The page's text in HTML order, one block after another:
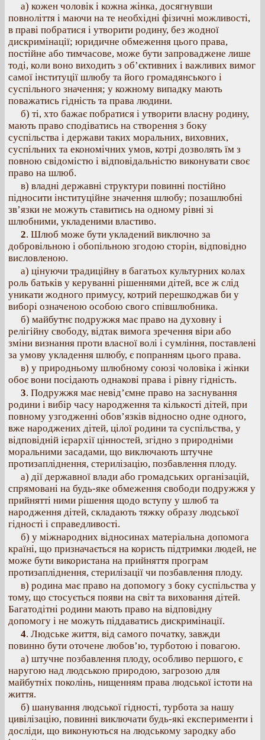
а) кожен чоловік і кожна жінка, досягнувши
повноліття і маючи на те необхідні фізичні можливості,
в праві побратися і утворити родину, без жодної
дискримінації; юридичне обмеження цього права,
постійне або тимчасове, може бути запроваджене лише
тоді, коли воно виходить з об’єктивних і важливих вимог
самої інституції шлюбу та його громадянського і
суспільного значення; у кожному випадку мають
поважатись гідність та права людини.
б) ті, хто бажає побратися і утворити власну родину,
мають право сподіватись на створення з боку
суспільства і держави таких моральних, виховних,
суспільних та економічних умов, котрі дозволять їм з
повною свідомістю і відповідальністю виконувати своє
право на шлюб.
в) владні державні структури повинні постійно
підносити інституційне значення шлюбу; позашлюбні
зв’язки не можуть ставитись на одному рівні зі
шлюбними, укладеними властиво.
2. Шлюб може бути укладений виключно за
добровільною і обопільною згодою сторін, відповідно
висловленою.
а) цінуючи традиційну в багатьох культурних колах
роль батьків у керуванні рішеннями дітей, все ж слід
уникати жодного примусу, котрий перешкоджав би у
виборі означеною особою свого співшлюбника.
б) майбутнє подружжя має право на духовну і
релігійну свободу, відтак вимога зречення віри або
зміни визнання проти власної волі і сумління, поставлені
за умову укладення шлюбу, є попранням цього права.
в) у природньому шлюбному союзі чоловіка і жінки
обоє вони посідають однакові права і рівну гідність.
3. Подружжя має невід’ємне право на заснування
родини і вибір часу народження та кількості дітей, при
повному узгодженні обов’язків відносно одне одного,
вже народжених дітей, цілої родини та суспільства, у
відповідній ієрархії цінностей, згідно з природніми
моральними засадами, що виключають штучне
протизапліднення, стерилізацію, позбавлення плоду.
а) дії державної влади або громадських організацій,
спрямовані на будь-яке обмеження свободи подружжя у
прийнятті ними рішення щодо вступу у шлюб та
народження дітей, складають тяжку образу людської
гідності і справедливості.
б) у міжнародних відносинах матеріальна допомога
країні, що призначається на користь підтримки людей, не
може бути використана на прийняття програм
протизапліднення, стерилізації чи позбавлення плоду.
в) родина має право на допомогу з боку суспільства у
тому, що стосується появи на світ та виховання дітей.
Багатодітні родини мають право на відповідну
допомогу і не можуть піддаватись дискримінації.
4. Людське життя, від самого початку, завжди
повинно бути оточене любов’ю, турботою і повагою.
а) штучне позбавлення плоду, особливо першого, є
наругою над людською природою, загрозою для
майбутніх поколінь, нищенням права людської істоти на
життя.
б) шанування людської гідності, турбота за нашу
цивілізацію, повинні виключати будь-які експерименти і
досліди, що виконуються на людському зародку або